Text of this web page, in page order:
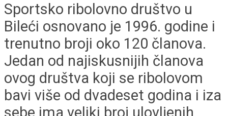
Sportsko ribolovno društvo u
Bileći osnovano je 1996. godine i
trenutno broji oko 120 članova.
Jedan od najiskusnijih članova
ovog društva koji se ribolovom
bavi više od dvadeset godina i iza